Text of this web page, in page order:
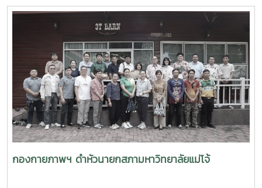
ข้าราชการ พร้อมคณะศึกษาดูงานจากสภาคณาจารย์และ
ข้าราชการ มหาวิทยาลัยราชภัฏภูเก็ต ในการนี้ ทั้งสอง
มหาวิทยาลัยได้ร่วมแลกเปลี่ยนประสบการณ์ด้านการจัดสวัสดิการ
บุคลากร ตลอดจนแนวทางการพัฒนาและประยุกต์ใช้ให้เหมาะสม
กับบริบทของแต่ละสถาบัน โดยมีนายสุชาติ จันทร์แก้ว รักษาการ
ในตำแหน่งหัวหน้างานสวัสดิการ กองบริหารทรัพยากรบุคคล
เป็นผู้ให้ข้อมูลเกี่ยวกับการจัดสวัสดิการบุคลากรของมหาวิทยาลัย
แม่โจ้ นอกจากนี้ ผู้ช่วยศาสตราจารย์ ดร.มุจลินทร์ ผลจันทร์ ได้
บรรยายและให้ข้อมูลเกี่ยวกับการดำเนินงานด้านมหาวิทยาลัยสี
เขียว (Green University) ของมหาวิทยาลัยแม่โจ้ ณ ห้อง
ประชุมรวงผึ้ง ชั้น 5 อาคารสำนักงานมหาวิทยาลัย ภายหลังการ
ประชุม คณะศึกษาดูงานได้เยี่ยมชมบรรยากาศและพื้นที่โดยรอบ
กองกายภาพฯ ดำหัวนายกสภามหาวิทยาลัยแม่โจ้